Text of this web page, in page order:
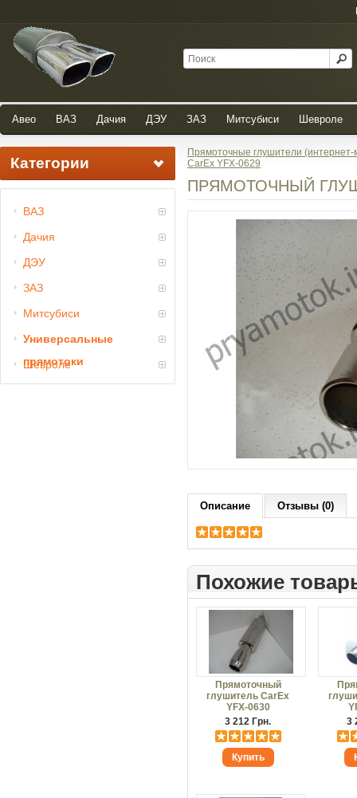
Авео ВАЗ Дачия ДЭУ ЗАЗ Митсубиси Шевроле
Категории
ВАЗ
Дачия
ДЭУ
ЗАЗ
Митсубиси
Универсальные
прямотоки
Шевроле
Прямоточные глушители (интернет-
CarEx YFX-0629
ПРЯМОТОЧНЫЙ
Описание Отзывы (0)
Похожие
Прямоточный
глушитель CarEx
YFX-0630
3 212 Грн.
3